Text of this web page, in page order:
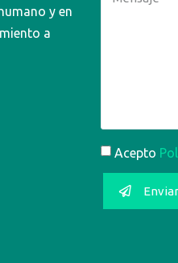
y en
a
Acepto
Enviar